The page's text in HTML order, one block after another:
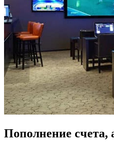
Пополнение счета,